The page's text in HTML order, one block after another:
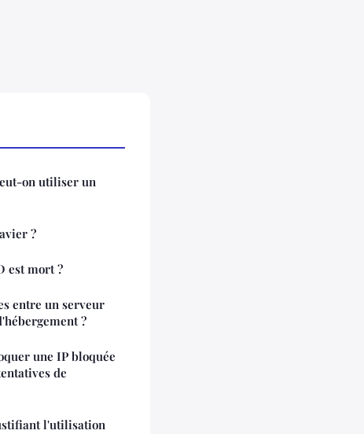
on utiliser un
?
est mort ?
entre un serveur
?
une IP bloquée
de
l'utilisation